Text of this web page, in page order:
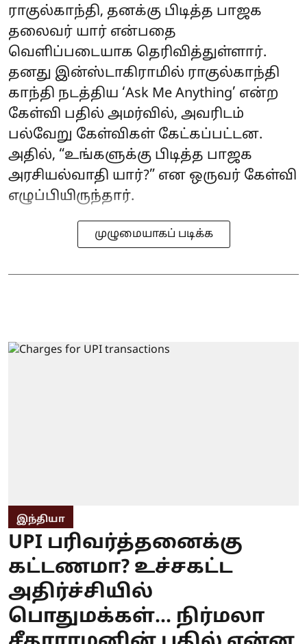
ராகுல்காந்தி, தனக்கு பிடித்த பாஜக
தலைவர் யார் என்பதை
வெளிப்படையாக தெரிவித்துள்ளார்.
தனது இன்ஸ்டாகிராமில் ராகுல்காந்தி
காந்தி நடத்திய ‘Ask Me Anything’ என்ற
கேள்வி பதில் அமர்வில், அவரிடம்
பல்வேறு கேள்விகள் கேட்கப்பட்டன.
அதில், “உங்களுக்கு பிடித்த பாஜக
அரசியல்வாதி யார்?” என ஒருவர் கேள்வி
எழுப்பியிருந்தார்.
முழுமையாகப் படிக்க
இந்தியா
UPI பரிவர்த்தனைக்கு
கட்டணமா? உச்சகட்ட
அதிர்ச்சியில்
பொதுமக்கள்... நிர்மலா